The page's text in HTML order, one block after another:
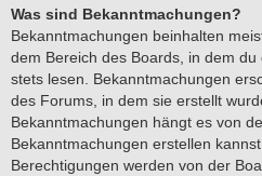
Was sind Bekanntmachungen?
Bekanntmachungen beinhalten
dem Bereich des Boards, in dem
stets lesen. Bekanntmachungen
des Forums, in dem sie erstellt
Bekanntmachungen hängt es von
Bekanntmachungen erstellen
Berechtigungen werden von der